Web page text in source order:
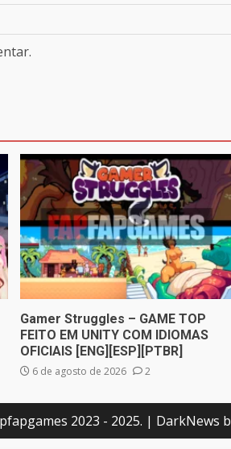
Gamer Struggles – GAME TOP
FEITO EM UNITY COM IDIOMAS
OFICIAIS [ENG][ESP][PTBR]
6 de agosto de 2026 2
2023 - 2025. | DarkNews